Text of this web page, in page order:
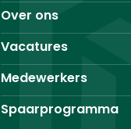
Over ons
Vacatures
Medewerkers
Spaarprogramma